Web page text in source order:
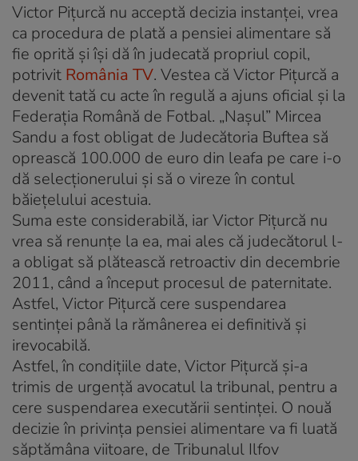
Victor Piţurcă nu acceptă decizia instanţei, vrea
ca procedura de plată a pensiei alimentare să
fie oprită şi îşi dă în judecată propriul copil,
potrivit România TV. Vestea că Victor Piţurcă a
devenit tată cu acte în regulă a ajuns oficial şi la
Federaţia Română de Fotbal. „Naşul” Mircea
Sandu a fost obligat de Judecătoria Buftea să
oprească 100.000 de euro din leafa pe care i-o
dă selecţionerului şi să o vireze în contul
băieţelului acestuia.
Suma este considerabilă, iar Victor Piţurcă nu
vrea să renunţe la ea, mai ales că judecătorul l-
a obligat să plătească retroactiv din decembrie
2011, când a început procesul de paternitate.
Astfel, Victor Piţurcă cere suspendarea
sentinţei până la rămânerea ei definitivă şi
irevocabilă.
Astfel, în condiţiile date, Victor Piţurcă şi-a
trimis de urgenţă avocatul la tribunal, pentru a
cere suspendarea executării sentinţei. O nouă
decizie în privinţa pensiei alimentare va fi luată
săptămâna viitoare, de Tribunalul Ilfov